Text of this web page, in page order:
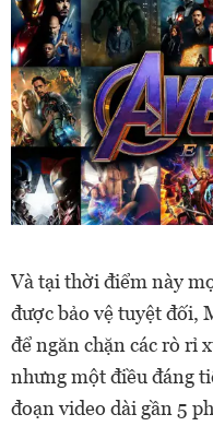
Và tại thời điểm này
được bảo vệ tuyệt đối,
để ngăn chặn các rò rỉ
nhưng một điều đáng
đoạn video dài gần 5